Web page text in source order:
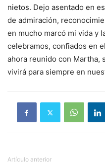
nietos. Dejo asentado en
de admiración,
en mucho marcó mi vida y
celebramos, confiados en
ahora reunido con Martha,
vivirá para siempre en
Artículo anterior